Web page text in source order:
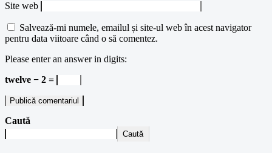
Site web
Salvează-mi numele, emailul și site-ul web în acest navigator
pentru data viitoare când o să comentez.
Please enter an answer in digits:
twelve − 2 =
Caută
Caută